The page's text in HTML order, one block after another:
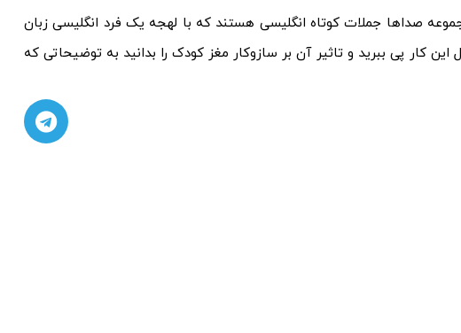
صداها جملات کوتاه انگلیسی هستند که با لهجه یک فرد انگلیسی زبان
کار پی ببرید و تاثیر آن بر سازوکار مغز کودک را بدانید به توضیحاتی که